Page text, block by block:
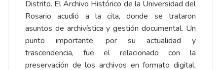
Distrito. El Archivo Histórico de la Universidad del
Rosario acudió a la cita, donde se trataron
asuntos de archivística y gestión documental. Un
punto importante, por su actualidad y
trascendencia, fue el relacionado con la
preservación de los archivos en formato digital,